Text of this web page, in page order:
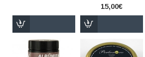
15,00€